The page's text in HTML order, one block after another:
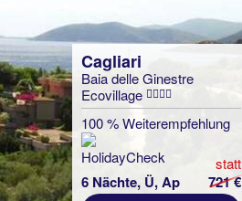
Cagliari
Baia delle Ginestre
Ecovillage
100 % Weiterempfehlung
6 Nächte, Ü, Ap
statt
721 €